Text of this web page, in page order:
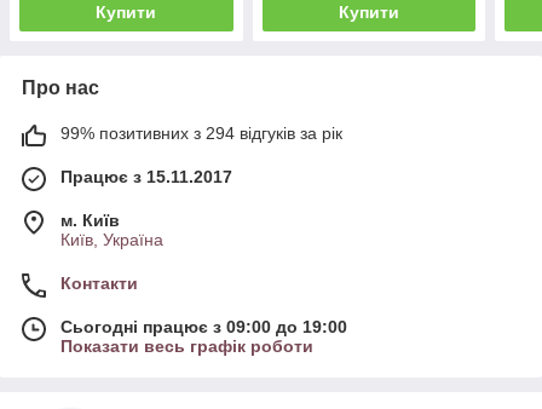
Купити Купити
Про нас
99% позитивних з 294 відгуків за рік
Працює з 15.11.2017
м. Київ
Київ, Україна
Контакти
Сьогодні працює з 09:00 до 19:00
Показати весь графік роботи